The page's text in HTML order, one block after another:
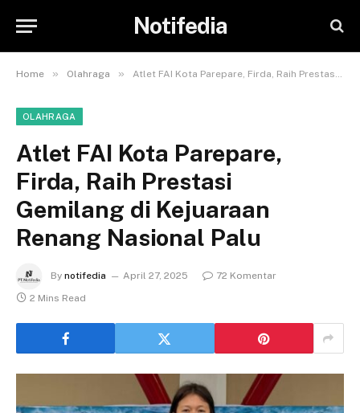
Notifedia
Home » Olahraga » Atlet FAI Kota Parepare, Firda, Raih Prestasi Gemilang di Kejuaraan Renang Nasional Palu
OLAHRAGA
Atlet FAI Kota Parepare,
Firda, Raih Prestasi
Gemilang di Kejuaraan
Renang Nasional Palu
By notifedia April 27, 2025
72 Komentar
2 Mins Read